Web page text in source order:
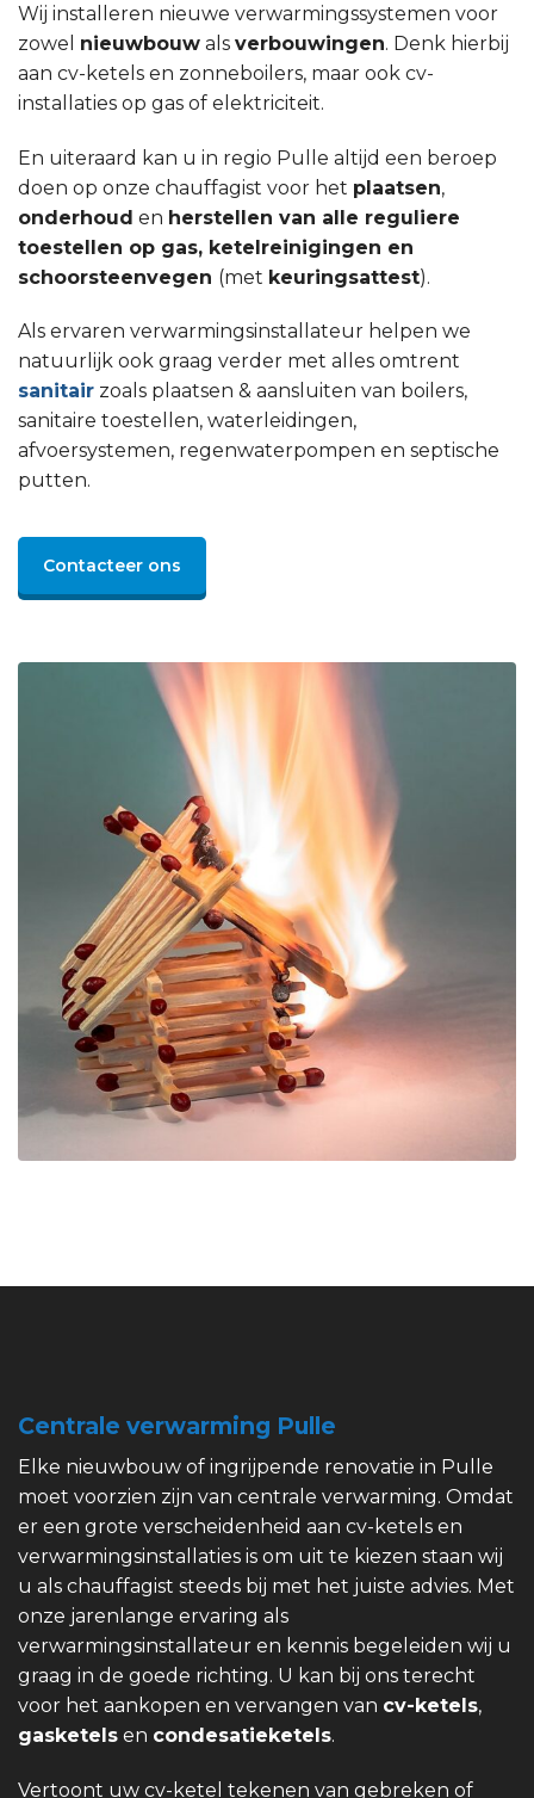
Wij installeren nieuwe verwarmingssystemen voor
zowel nieuwbouw als verbouwingen. Denk hierbij
aan cv-ketels en zonneboilers, maar ook cv-
installaties op gas of elektriciteit.
En uiteraard kan u in regio Pulle altijd een beroep
doen op onze chauffagist voor het plaatsen,
onderhoud en herstellen van alle reguliere
toestellen op gas, ketelreinigingen en
schoorsteenvegen (met keuringsattest).
Als ervaren verwarmingsinstallateur helpen we
natuurlijk ook graag verder met alles omtrent
sanitair zoals plaatsen & aansluiten van boilers,
sanitaire toestellen, waterleidingen,
afvoersystemen, regenwaterpompen en septische
putten.
Contacteer ons
Centrale verwarming Pulle
Elke nieuwbouw of ingrijpende renovatie in Pulle
moet voorzien zijn van centrale verwarming. Omdat
er een grote verscheidenheid aan cv-ketels en
verwarmingsinstallaties is om uit te kiezen staan wij
u als chauffagist steeds bij met het juiste advies. Met
onze jarenlange ervaring als
verwarmingsinstallateur en kennis begeleiden wij u
graag in de goede richting. U kan bij ons terecht
voor het aankopen en vervangen van cv-ketels,
gasketels en condesatieketels.
Vertoont uw cv-ketel tekenen van gebreken of